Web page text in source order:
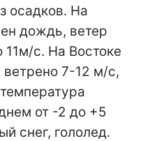
осадков. На
дождь, ветер
с. На Востоке
7-12 м/с,
от -2 до +5
снег, гололед.